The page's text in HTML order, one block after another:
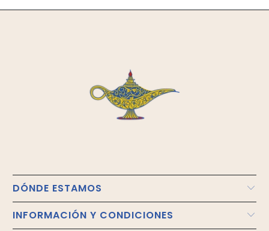
DÓNDE ESTAMOS
INFORMACIÓN Y CONDICIONES